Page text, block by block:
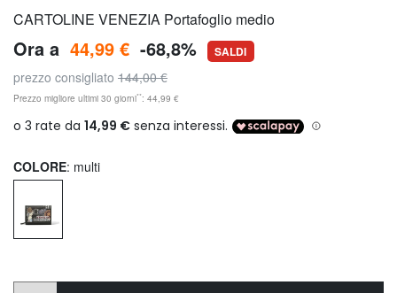
CARTOLINE VENEZIA Portafoglio medio
Ora a 44,99 € -68,8% SALDI
prezzo consigliato 144,00 €
Prezzo migliore ultimi 30 giorni**: 44,99 €
COLORE: multi